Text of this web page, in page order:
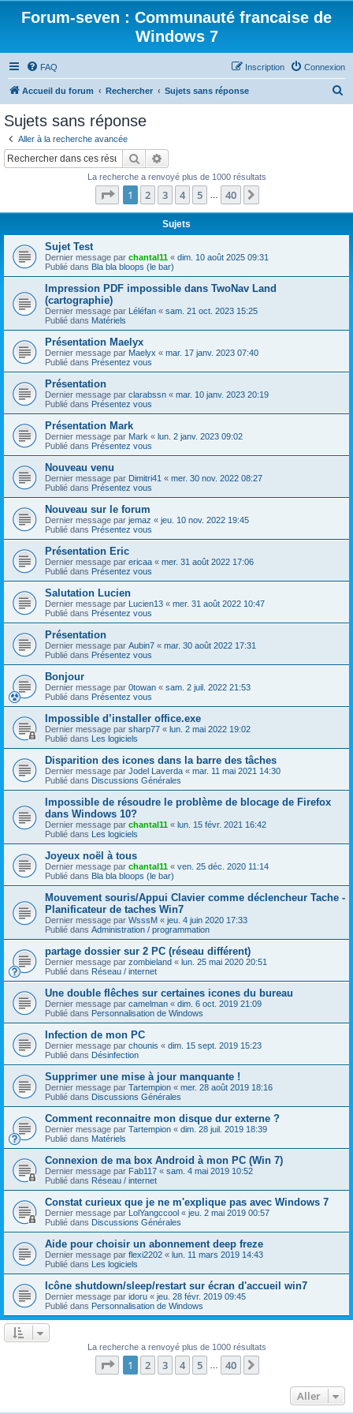
Forum-seven : Communauté francaise de
Windows 7
FAQ Connexion
Inscription
Accueil du forum Rechercher Sujets sans réponse
Sujets sans réponse
Aller à la recherche avancée
Rechercher
La recherche a renvoyé plus de 1000 résultats
Page 1sur40
1 2 3 4 5 40
Sujets
Sujet Test
Dernier message par chantal11 « dim. 10 août 2025 09:31
Publié dans Bla bla bloops (le bar)
Impression PDF impossible dans TwoNav Land
(cartographie)
Dernier message par Léléfan « sam. 21 oct. 2023 15:25
Publié dans Matériels
Présentation Maelyx
Dernier message par Maelyx « mar. 17 janv. 2023 07:40
Publié dans Présentez vous
Présentation
Dernier message par clarabssn « mar. 10 janv. 2023 20:19
Publié dans Présentez vous
Présentation Mark
Dernier message par Mark « lun. 2 janv. 2023 09:02
Publié dans Présentez vous
Nouveau venu
Dernier message par Dimitri41 « mer. 30 nov. 2022 08:27
Publié dans Présentez vous
Nouveau sur le forum
Dernier message par jemaz « jeu. 10 nov. 2022 19:45
Publié dans Présentez vous
Présentation Eric
Dernier message par ericaa « mer. 31 août 2022 17:06
Publié dans Présentez vous
Salutation Lucien
Dernier message par Lucien13 « mer. 31 août 2022 10:47
Publié dans Présentez vous
Présentation
Dernier message par Aubin7 « mar. 30 août 2022 17:31
Publié dans Présentez vous
Bonjour
Dernier message par 0towan « sam. 2 juil. 2022 21:53
Publié dans Présentez vous
Impossible d’installer office.exe
Dernier message par sharp77 « lun. 2 mai 2022 19:02
Publié dans Les logiciels
Disparition des icones dans la barre des tâches
Dernier message par Jodel Laverda « mar. 11 mai 2021 14:30
Publié dans Discussions Générales
Impossible de résoudre le problème de blocage de Firefox
dans Windows 10?
Dernier message par chantal11 « lun. 15 févr. 2021 16:42
Publié dans Les logiciels
Joyeux noël à tous
Dernier message par chantal11 « ven. 25 déc. 2020 11:14
Publié dans Bla bla bloops (le bar)
Mouvement souris/Appui Clavier comme déclencheur Tache -
Planificateur de taches Win7
Dernier message par WsssM « jeu. 4 juin 2020 17:33
Publié dans Administration / programmation
partage dossier sur 2 PC (réseau différent)
Dernier message par zombieland « lun. 25 mai 2020 20:51
Publié dans Réseau / internet
Une double flêches sur certaines icones du bureau
Dernier message par camelman « dim. 6 oct. 2019 21:09
Publié dans Personnalisation de Windows
Infection de mon PC
Dernier message par chounis « dim. 15 sept. 2019 15:23
Publié dans Désinfection
Supprimer une mise à jour manquante !
Dernier message par Tartempion « mer. 28 août 2019 18:16
Publié dans Discussions Générales
Comment reconnaitre mon disque dur externe ?
Dernier message par Tartempion « dim. 28 juil. 2019 18:39
Publié dans Matériels
Connexion de ma box Android à mon PC (Win 7)
Dernier message par Fab117 « sam. 4 mai 2019 10:52
Publié dans Réseau / internet
Constat curieux que je ne m'explique pas avec Windows 7
Dernier message par LolYangccool « jeu. 2 mai 2019 00:57
Publié dans Discussions Générales
Aide pour choisir un abonnement deep freze
Dernier message par flexi2202 « lun. 11 mars 2019 14:43
Publié dans Les logiciels
Icône shutdown/sleep/restart sur écran d'accueil win7
Dernier message par idoru « jeu. 28 févr. 2019 09:45
Publié dans Personnalisation de Windows
La recherche a renvoyé plus de 1000 résultats
Page 1sur40
1 2 3 4 5 40
Aller